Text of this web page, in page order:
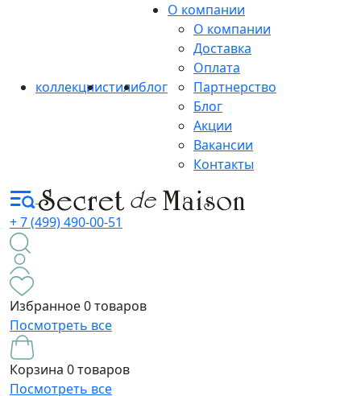
коллекциистилиблог
О компании
О компании
Доставка
Оплата
Партнерство
Блог
Акции
Вакансии
Контакты
+ 7 (499) 490-00-51
Избранное0 товаров
Посмотреть все
Корзина 0 товаров
Посмотреть все